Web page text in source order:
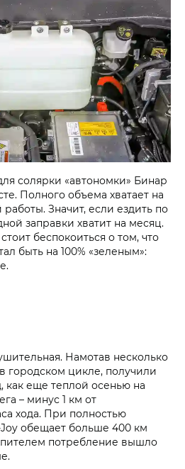
солярки «автономки» Бинар
Полного объема хватает на
работы. Значит, если ездить по
заправки хватит на месяц.
беспокоиться о том, что
быть на 100% «зеленым»:
Намотав несколько
городском цикле, получили
как еще теплой осенью на
– минус 1 км от
хода. При полностью
обещает больше 400 км
потребление вышло